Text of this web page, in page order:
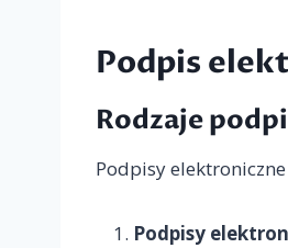
Podpis
Rodzaje
Podpisy
Podpisy